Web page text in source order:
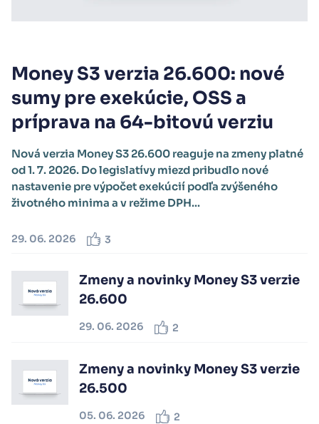
Money S3 verzia 26.600: nové
sumy pre exekúcie, OSS a
príprava na 64-bitovú verziu
Nová verzia Money S3 26.600 reaguje na zmeny platné
od 1. 7. 2026. Do legislatívy miezd pribudlo nové
nastavenie pre výpočet exekúcií podľa zvýšeného
životného minima a v režime DPH...
29. 06. 2026 3
Zmeny a novinky Money S3 verzie
26.600
29. 06. 2026 2
Zmeny a novinky Money S3 verzie
26.500
05. 06. 2026 2